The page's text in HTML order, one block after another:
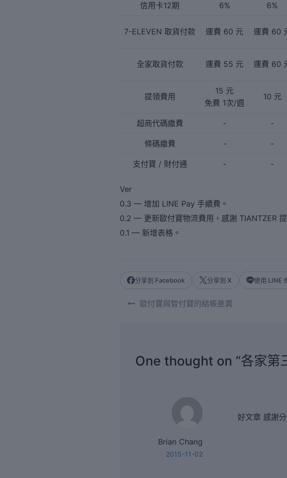
信用卡12期 6% 6%
7-ELEVEN 取貨付款 運費 60 元 運費 60
全家取貨付款 運費 55 元 運費 60
提領費用
15 元
免費 1次/週
10 元
超商代碼繳費 - -
條碼繳費 - -
支付寶 / 財付通 - -
Ver
0.3 — 增加 LINE Pay 手續費。
0.2 — 更新歐付寶物流費用，感謝 TIANTZER 提
0.1 — 新增表格。
分享到 Facebook 分享到 X 使用 LINE
歐付寶與智付寶的結帳差異
One thought on “各家第
Brian Chang
2015-11-02
好文章 感謝